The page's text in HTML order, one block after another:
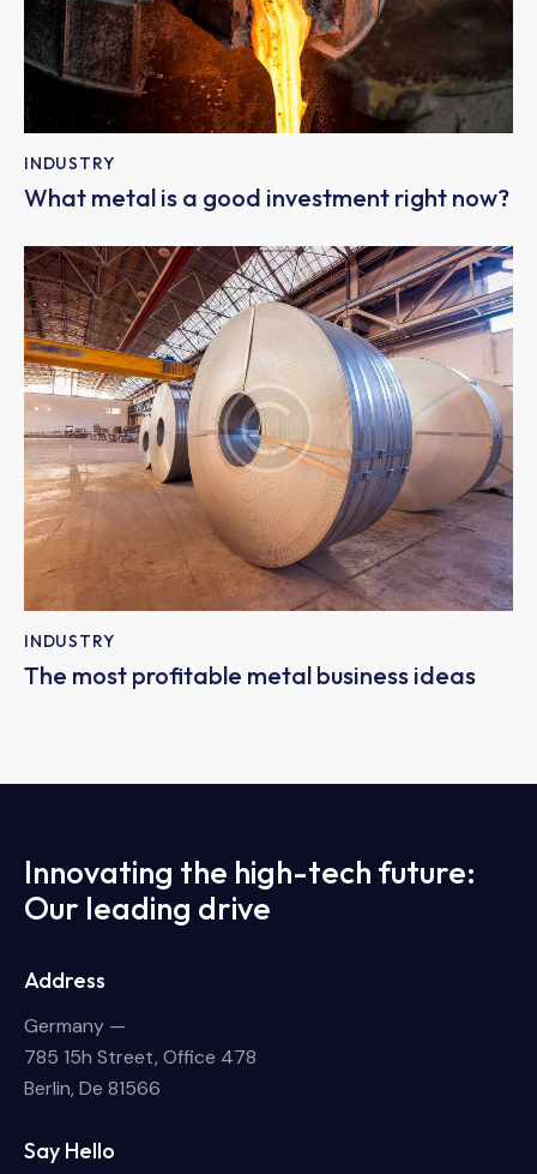
INDUSTRY
What metal is a good investment right now?
INDUSTRY
The most profitable metal business ideas
Innovating the high-tech future:
Our leading drive
Address
Germany —
785 15h Street, Office 478
Berlin, De 81566
Say Hello